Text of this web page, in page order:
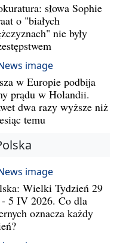
słowa Sophie
o "białych
nie były
w Europie podbija
prądu w Holandii.
dwa razy wyższe niż
temu
Wielki Tydzień 29
5 IV 2026. Co dla
oznacza każdy